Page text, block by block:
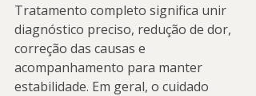
Tratamento completo significa unir
diagnóstico preciso, redução de dor,
correção das causas e
acompanhamento para manter
estabilidade. Em geral, o cuidado